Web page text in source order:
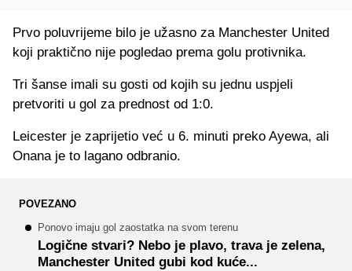
Prvo poluvrijeme bilo je užasno za Manchester United
koji praktično nije pogledao prema golu protivnika.
Tri šanse imali su gosti od kojih su jednu uspjeli
pretvoriti u gol za prednost od 1:0.
Leicester je zaprijetio već u 6. minuti preko Ayewa, ali
Onana je to lagano odbranio.
POVEZANO
Ponovo imaju gol zaostatka na svom terenu
Logične stvari? Nebo je plavo, trava je zelena,
Manchester United gubi kod kuće...